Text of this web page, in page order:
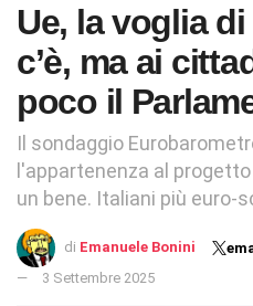
Ue, la voglia
c’è, ma ai
poco il
Il sondaggio
l'appartenenza al
un bene. Italiani più euro-
di Emanuele Bonini
3 Settembre 2025